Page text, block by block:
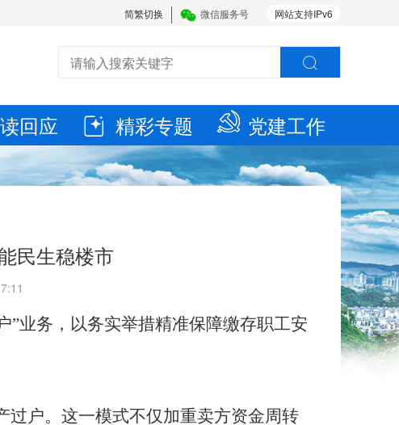
网站支持IPv6
简繁切换 微信服务号
回应 精彩专题 党建工作
民生稳楼市
”业务，以务实举措精准保障缴存职工安
过户。这一模式不仅加重卖方资金周转